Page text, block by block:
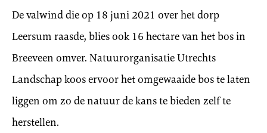
De valwind die op 18 juni 2021 over het dorp
Leersum raasde, blies ook 16 hectare van het bos in
Breeveen omver. Natuurorganisatie Utrechts
Landschap koos ervoor het omgewaaide bos te laten
liggen om zo de natuur de kans te bieden zelf te
herstellen.